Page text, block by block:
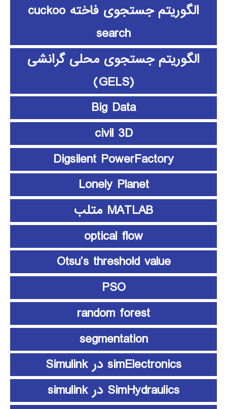
الگوریتم جستجوی فاخته cuckoo
search
الگوریتم جستجوی محلی گرانشی
(GELS)
Big Data
civil 3D
Digsilent PowerFactory
Lonely Planet
MATLAB متلب
optical flow
Otsu’s threshold value
PSO
random forest
segmentation
simElectronics در Simulink
SimHydraulics در simulink